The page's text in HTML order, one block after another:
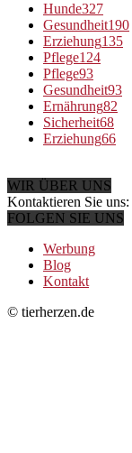
Hunde327
Gesundheit190
Erziehung135
Pflege124
Pflege93
Gesundheit93
Ernährung82
Sicherheit68
Erziehung66
WIR ÜBER UNS
Kontaktieren Sie uns:
FOLGEN SIE UNS
Werbung
Blog
Kontakt
© tierherzen.de